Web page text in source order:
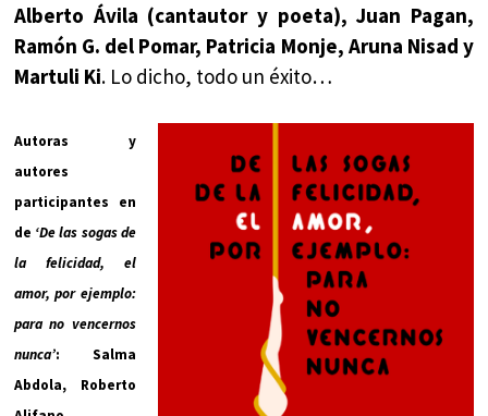
Alberto Ávila (cantautor y poeta), Juan Pagan,
Ramón G. del Pomar, Patricia Monje, Aruna Nisad y
Martuli Ki. Lo dicho, todo un éxito…
Autoras y
autores
participantes en
de ‘De las sogas de
la felicidad, el
amor, por ejemplo:
para no vencernos
nunca’: Salma
Abdola, Roberto